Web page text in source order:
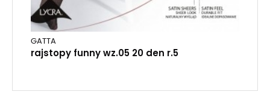
GATTA
rajstopy funny wz.05 20 den r.5